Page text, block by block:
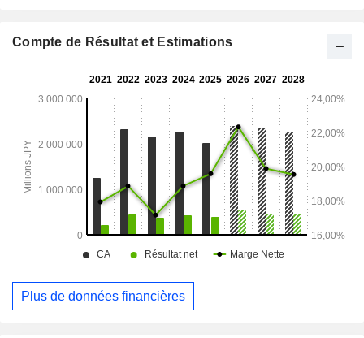
Compte de Résultat et Estimations
Plus de données financières